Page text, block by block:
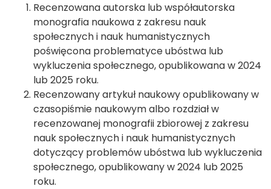
Recenzowana autorska lub współautorska
monografia naukowa z zakresu nauk
społecznych i nauk humanistycznych
poświęcona problematyce ubóstwa lub
wykluczenia społecznego, opublikowana w 2024
lub 2025 roku.
Recenzowany artykuł naukowy opublikowany w
czasopiśmie naukowym albo rozdział w
recenzowanej monografii zbiorowej z zakresu
nauk społecznych i nauk humanistycznych
dotyczący problemów ubóstwa lub wykluczenia
społecznego, opublikowany w 2024 lub 2025
roku.